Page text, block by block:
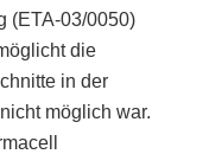
(ETA-03/0050)
die
in der
möglich war.